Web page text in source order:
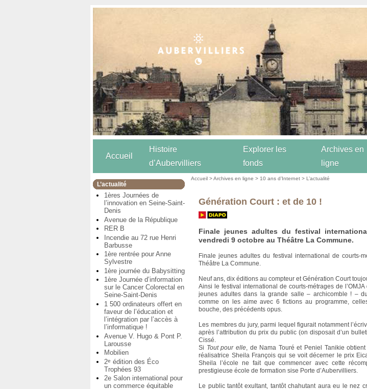
Accueil
Histoire
d’Aubervilliers
Explorer les
fonds
Archives en
ligne
L’actualité
1ères Journées de
l’innovation en Seine-Saint-
Denis
Avenue de la République
RER B
Incendie au 72 rue Henri
Barbusse
1ère rentrée pour Anne
Sylvestre
1ère journée du Babysitting
1ère Journée d’information
sur le Cancer Colorectal en
Seine-Saint-Denis
1 500 ordinateurs offert en
faveur de l’éducation et
l’intégration par l’accès à
l’informatique !
Avenue V. Hugo & Pont P.
Larousse
Mobilien
2e édition des Éco
Trophées 93
2e Salon international pour
un commerce équitable
Accueil >Archives en ligne > 10 ans d’Internet >L’actualité
Génération Court : et de 10 !
Finale jeunes adultes du festival
vendredi 9 octobre au Théâtre La Commune.
Finale jeunes adultes du festival international de courts-
Théâtre La Commune.
Neuf ans, dix éditions au compteur et Génération Court
Ainsi le festival international de courts-métrages de
jeunes adultes dans la grande salle – archicomble ! –
comme on les aime avec 6 fictions au programme,
bouche, des précédents opus.
Les membres du jury, parmi lequel figurait notamment
après l’attribution du prix du public (on disposait d’un
Cissé.
Si Tout pour elle, de Nama Touré et Peniel Tanikie
réalisatrice Sheila François qui se voit décerner le prix
Sheila l’école ne fait que commencer avec cette
prestigieuse école de formation sise Porte d’Aubervilliers.
Le public tantôt exultant, tantôt chahutant aura eu le nez